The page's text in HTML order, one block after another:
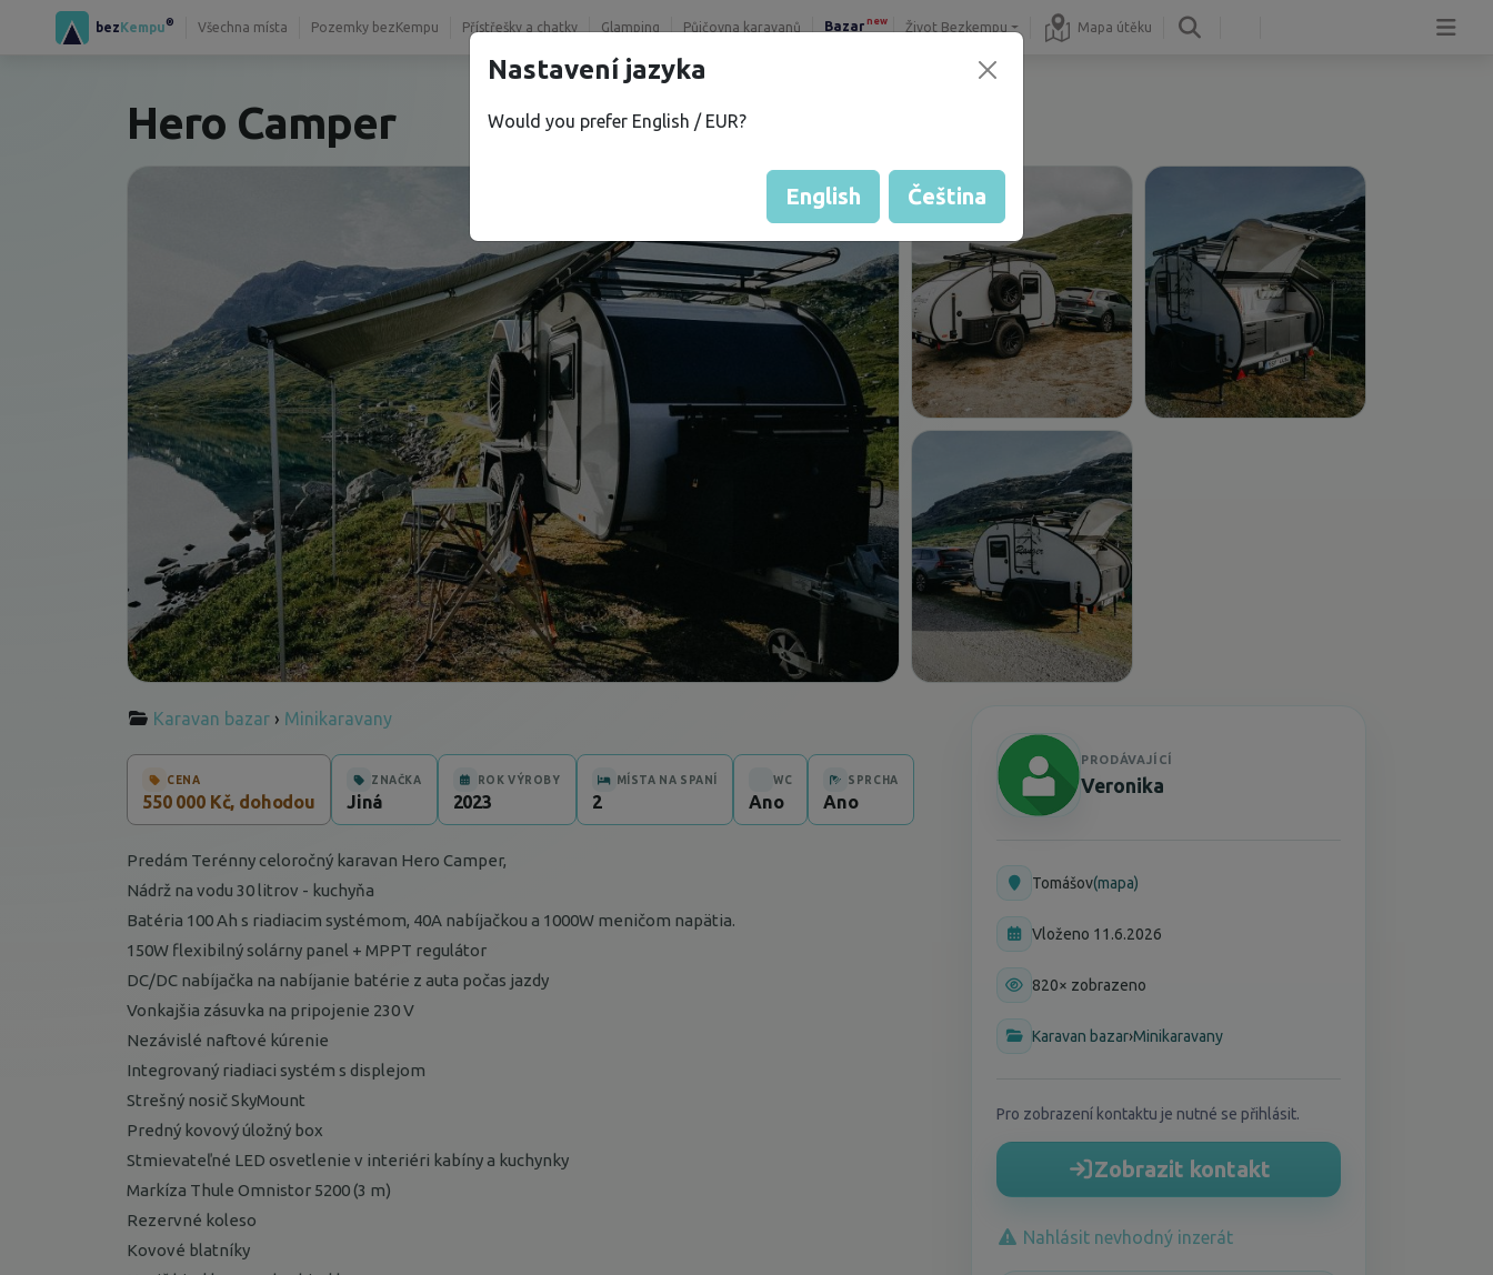
bezKempu® Všechna místa Pozemky bezKempu Přístřešky a chatky Glamping Půjčovna karavanů Bazar new Život Bezkempu Mapa útěku
Hero Camper
Karavan bazar › Minikaravany
CENA
550 000 Kč, dohodou
ZNAČKA
Jiná
ROK VÝROBY
2023
MÍSTA NA SPANÍ
2
WC
Ano
SPRCHA
Ano
Predám Terénny celoročný karavan Hero Camper,
Nádrž na vodu 30 litrov - kuchyňa
Batéria 100 Ah s riadiacim systémom, 40A nabíjačkou a 1000W meničom napätia.
150W flexibilný solárny panel + MPPT regulátor
DC/DC nabíjačka na nabíjanie batérie z auta počas jazdy
Vonkajšia zásuvka na pripojenie 230 V
Nezávislé naftové kúrenie
Integrovaný riadiaci systém s displejom
Strešný nosič SkyMount
Predný kovový úložný box
Stmievateľné LED osvetlenie v interiéri kabíny a kuchynky
Markíza Thule Omnistor 5200 (3 m)
Rezervné koleso
Kovové blatníky
PRODÁVAJÍCÍ
Veronika
Tomášov(mapa)
Vloženo 11.6.2026
820× zobrazeno
Karavan bazar›Minikaravany
Pro zobrazení kontaktu je nutné se přihlásit.
Zobrazit kontakt
Nahlásit nevhodný inzerát
Nastavení jazyka
Would you prefer English / EUR?
English Čeština